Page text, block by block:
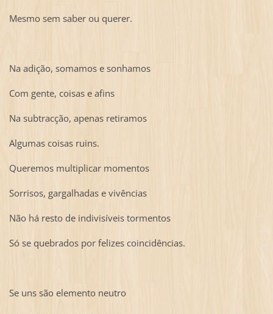
Mesmo sem saber ou querer.
Na adição, somamos e sonhamos
Com gente, coisas e afins
Na subtracção, apenas retiramos
Algumas coisas ruins.
Queremos multiplicar momentos
Sorrisos, gargalhadas e vivências
Não há resto de indivisíveis tormentos
Só se quebrados por felizes coincidências.
Se uns são elemento neutro